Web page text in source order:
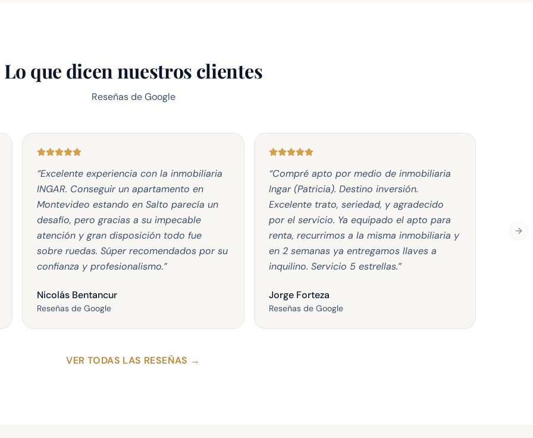
Lo que dicen nuestros clientes
Reseñas de Google
“Excelente experiencia con la inmobiliaria
INGAR. Conseguir un apartamento en
Montevideo estando en Salto parecía un
desafío, pero gracias a su impecable
atención y gran disposición todo fue
sobre ruedas. Súper recomendados por su
confianza y profesionalismo.”
Nicolás Bentancur
Reseñas de Google
“Compré apto por medio de inmobiliaria
Ingar (Patricia). Destino inversión.
Excelente trato, seriedad, y agradecido
por el servicio. Ya equipado el apto para
renta, recurrimos a la misma inmobiliaria y
en 2 semanas ya entregamos llaves a
inquilino. Servicio 5 estrellas.”
Jorge Forteza
Reseñas de Google
VER TODAS LAS RESEÑAS →